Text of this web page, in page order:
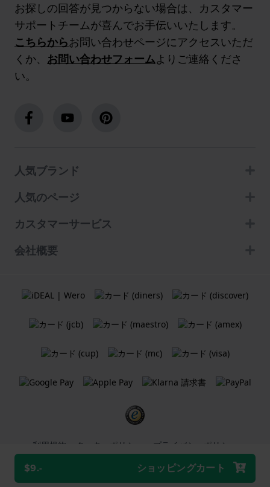
$9.- ショッピングカート
お探しの回答が見つからない場合は、カスタマー
サポートチームが喜んでお手伝いいたします。
こちらからお問い合わせページにアクセスいただ
くか、 お問い合わせフォームよりご連絡くださ
い。
人気ブランド
人気のページ
カスタマーサービス
会社概要
利用規約 クッキーポリシー プライバシーポリシー
Holland Watch Group B.V. ウェブショップ